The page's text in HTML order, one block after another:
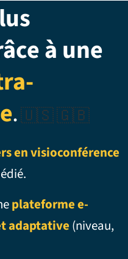
à une
.🇺🇸 🇬🇧
en visioconférence
plateforme e-
adaptative (niveau,